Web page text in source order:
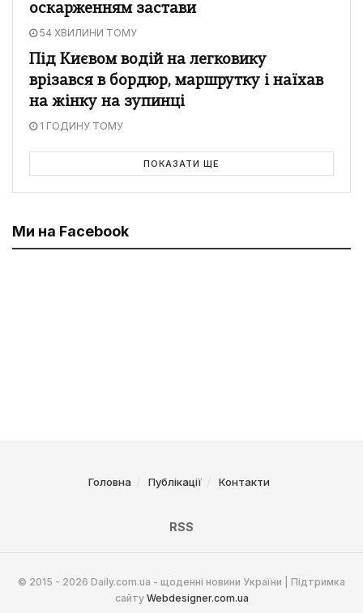
оскарженням застави
54 ХВИЛИНИ ТОМУ
Під Києвом водій на легковику
врізався в бордюр, маршрутку і наїхав
на жінку на зупинці
1 ГОДИНУ ТОМУ
ПОКАЗАТИ ЩЕ
Ми на Facebook
Головна Публікації Контакти
RSS
© 2015 - 2026 Daily.com.ua - щоденні новини України | Підтримка
сайту Webdesigner.com.ua